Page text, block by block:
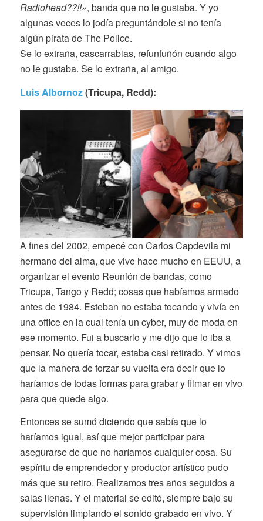
Radiohead??!!», banda que no le gustaba. Y yo
algunas veces lo jodía preguntándole si no tenía
algún pirata de The Police.
Se lo extraña, cascarrabias, refunfuñón cuando algo
no le gustaba. Se lo extraña, al amigo.
Luis Albornoz(Tricupa, Redd):
A fines del 2002, empecé con Carlos Capdevila mi
hermano del alma, que vive hace mucho en EEUU, a
organizar el evento Reunión de bandas, como
Tricupa, Tango y Redd; cosas que habíamos armado
antes de 1984. Esteban no estaba tocando y vivía en
una office en la cual tenía un cyber, muy de moda en
ese momento. Fui a buscarlo y me dijo que lo iba a
pensar. No quería tocar, estaba casi retirado. Y vimos
que la manera de forzar su vuelta era decir que lo
haríamos de todas formas para grabar y filmar en vivo
para que quede algo.
Entonces se sumó diciendo que sabía que lo
haríamos igual, así que mejor participar para
asegurarse de que no haríamos cualquier cosa. Su
espíritu de emprendedor y productor artístico pudo
más que su retiro. Realizamos tres años seguidos a
salas llenas. Y el material se editó, siempre bajo su
supervisión limpiando el sonido grabado en vivo. Y